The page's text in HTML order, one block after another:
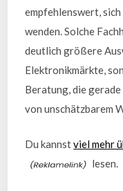
empfehlenswert,
wenden. Solche
deutlich größere
Elektronikmärkte,
Beratung, die
von unschätzbarem
Du kannstviel mehr
lesen.